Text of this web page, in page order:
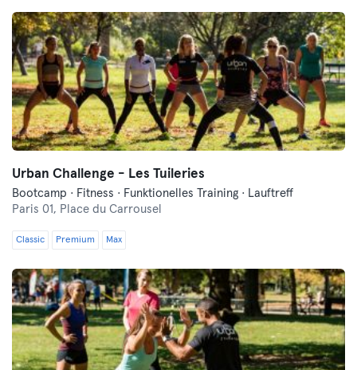
Urban Challenge - Les Tuileries
Bootcamp · Fitness · Funktionelles Training · Lauftreff
Paris 01, Place du Carrousel
Classic Premium Max